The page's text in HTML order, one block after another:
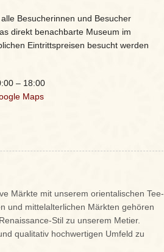
Besucherinnen und Besucher
direkt benachbarte Museum im
Eintrittspreisen besucht werden
– 18:00
Maps
Märkte mit unserem orientalischen Tee-
und mittelalterlichen Märkten gehören
Stil zu unserem Metier.
qualitativ hochwertigen Umfeld zu